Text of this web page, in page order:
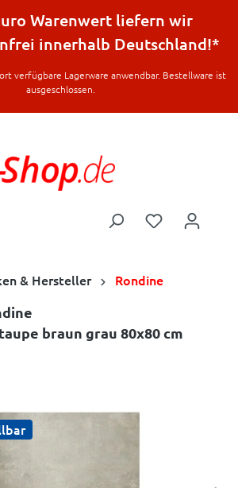
Warenwert liefern wir
innerhalb Deutschland!*
verfügbare Lagerware anwendbar. Bestellware ist
ausgeschlossen.
& Hersteller Rondine
braun grau 80x80 cm